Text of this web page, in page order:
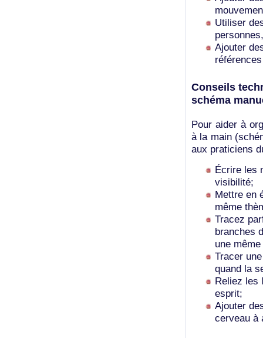
Utiliser
Ajouter
Conseils
schéma
Pour aider à
à la main
aux praticiens
Écrire les
visibilité;
Mettre en
même
Tracez
branches
une
Tracer
quand la
Reliez les
esprit;
Ajouter
cerveau à